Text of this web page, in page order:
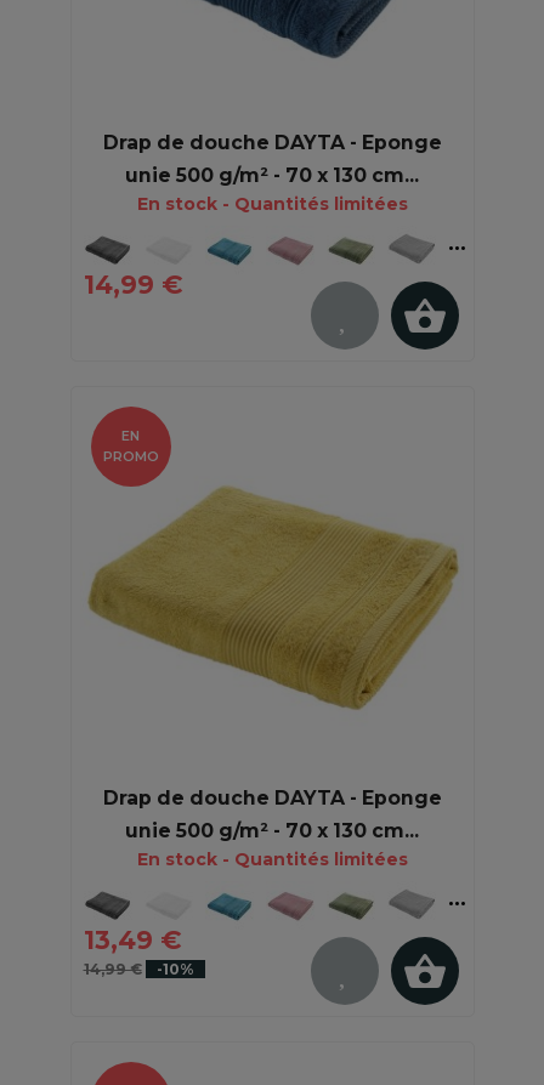
Drap de douche DAYTA - Eponge
unie 500 g/m² - 70 x 130 cm...
En stock - Quantités limitées
14,99 €
Drap de douche DAYTA - Eponge
unie 500 g/m² - 70 x 130 cm...
En stock - Quantités limitées
13,49 €
14,99 € -10%
EN
PROMO